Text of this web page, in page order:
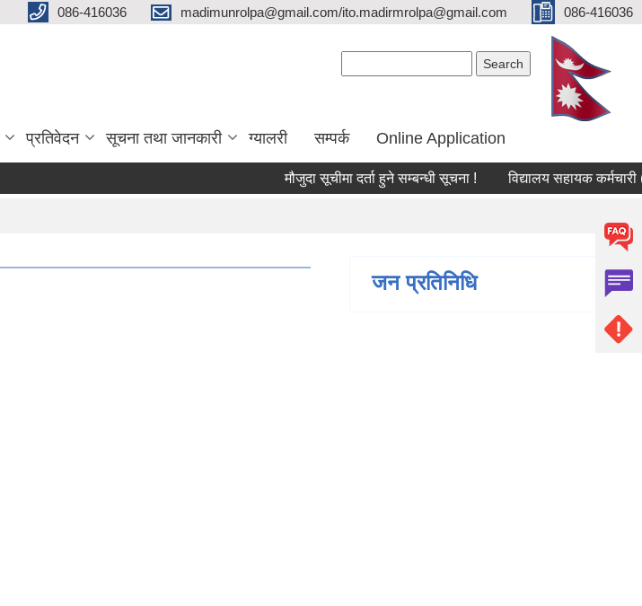
086-416036 madimunrolpa@gmail.com/ito.madirmrolpa@gmail.com 086-416036
प्रतिवेदन सूचना तथा जानकारी ग्यालरी सम्पर्क Online Application
मौजुदा सूचीमा दर्ता हुने सम्बन्धी सूचना ! विद्यालय सहायक कर्मचारी
जन प्रतिनिधि